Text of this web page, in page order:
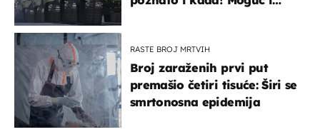
RASTE BROJ MRTVIH
Broj zaraženih prvi put
premašio četiri tisuće: Širi se
smrtonosna epidemija